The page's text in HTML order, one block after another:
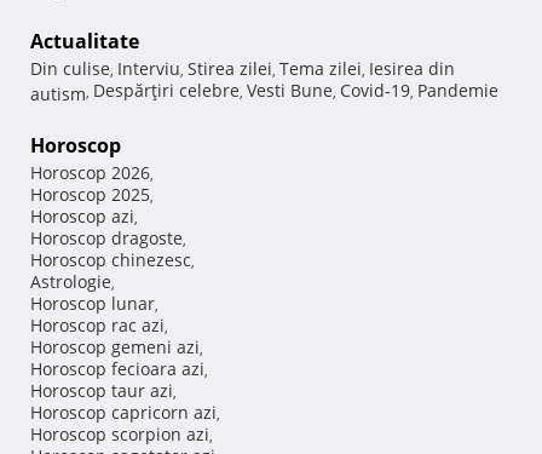
Actualitate
Din culise, Interviu, Stirea zilei, Tema zilei, Iesirea din
autism, Despărţiri celebre, Vesti Bune, Covid-19, Pandemie
Horoscop
Horoscop 2026,
Horoscop 2025,
Horoscop azi,
Horoscop dragoste,
Horoscop chinezesc,
Astrologie,
Horoscop lunar,
Horoscop rac azi,
Horoscop gemeni azi,
Horoscop fecioara azi,
Horoscop taur azi,
Horoscop capricorn azi,
Horoscop scorpion azi,